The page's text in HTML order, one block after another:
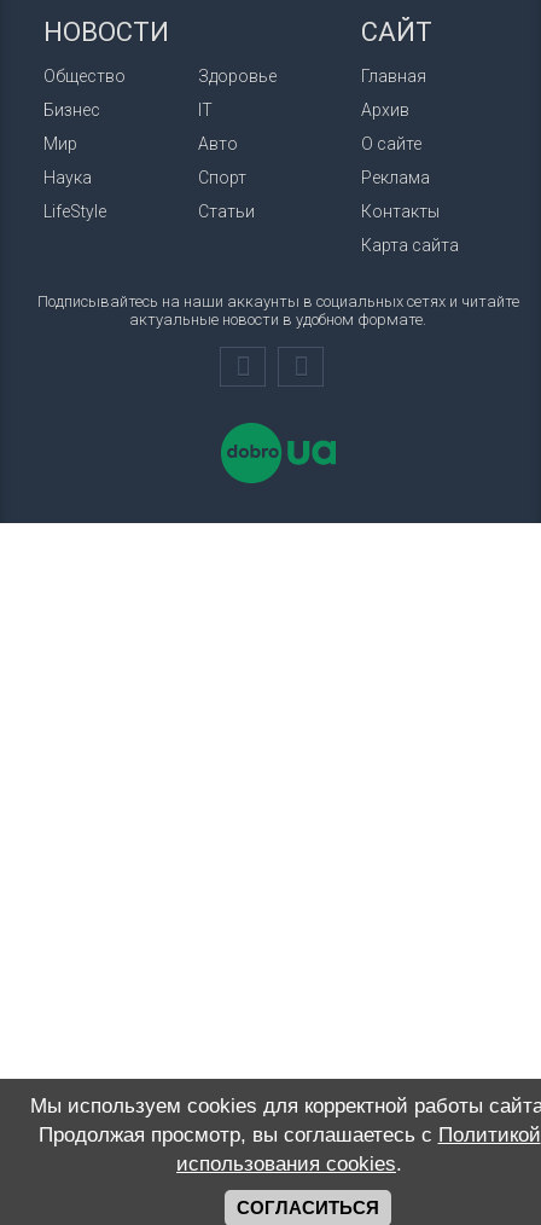
НОВОСТИ
Общество
Бизнес
Мир
Наука
LifeStyle
Здоровье
IT
Авто
Спорт
Статьи
САЙТ
Главная
Архив
О сайте
Реклама
Контакты
Карта сайта
Подписывайтесь на наши аккаунты в социальных сетях и читайте
актуальные новости в удобном формате.
Мы используем cookies для корректной работы
Продолжая просмотр, вы соглашаетесь с Политикой
использования cookies.
СОГЛАСИТЬСЯ